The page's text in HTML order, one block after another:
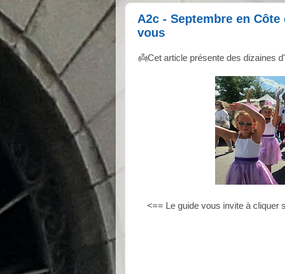
A2c - Septembre en
vous
👼Cet article présente des dizaines
<== Le guide vous invite à cliquer